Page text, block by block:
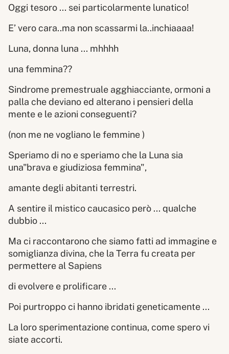
Oggi tesoro ... sei particolarmente lunatico!
E’ vero cara..ma non scassarmi la..inchiaaaa!
Luna, donna luna ... mhhhh
una femmina??
Sindrome premestruale agghiacciante, ormoni a
palla che deviano ed alterano i pensieri della
mente e le azioni conseguenti?
(non me ne vogliano le femmine )
Speriamo di no e speriamo che la Luna sia
una"brava e giudiziosa femmina",
amante degli abitanti terrestri.
A sentire il mistico caucasico però ... qualche
dubbio ...
Ma ci raccontarono che siamo fatti ad immagine e
somiglianza divina, che la Terra fu creata per
permettere al Sapiens
di evolvere e prolificare ...
Poi purtroppo ci hanno ibridati geneticamente ...
La loro sperimentazione continua, come spero vi
siate accorti.